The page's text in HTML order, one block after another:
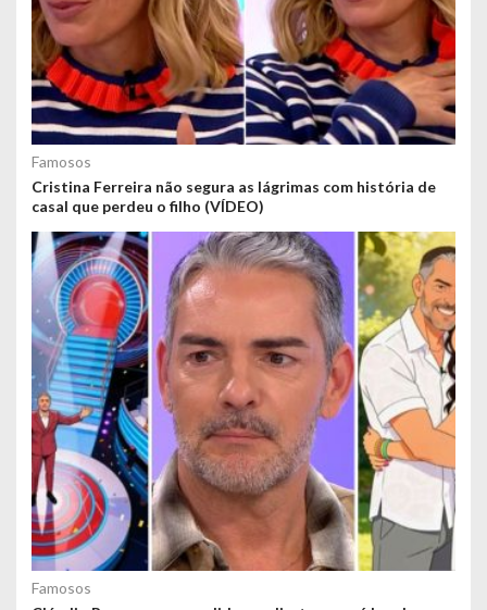
Famosos
Cristina Ferreira não segura as lágrimas com história de
casal que perdeu o filho (VÍDEO)
Famosos